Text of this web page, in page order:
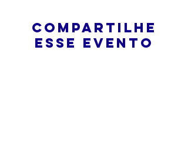
Compartilhe
esse evento